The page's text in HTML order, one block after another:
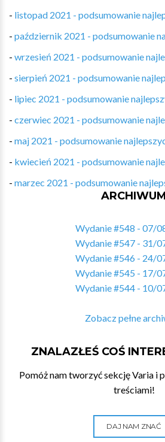
- listopad 2021 - podsumowanie
- październik 2021 - podsumowanie
- wrzesień 2021 - podsumowanie
- sierpień 2021 - podsumowanie
- lipiec 2021 - podsumowanie
- czerwiec 2021 - podsumowanie
- maj 2021 - podsumowanie
- kwiecień 2021 - podsumowanie
- marzec 2021 - podsumowanie
ARCHIWUM
Wydanie #548 - 07/
Wydanie #547 - 31/
Wydanie #546 - 24/
Wydanie #545 - 17/
Wydanie #544 - 10/
Zobacz pełne
ZNALAZŁEŚ COŚ
Pomóż nam tworzyć sekcję Varia i
treściami!
DAJ NAM ZNAĆ